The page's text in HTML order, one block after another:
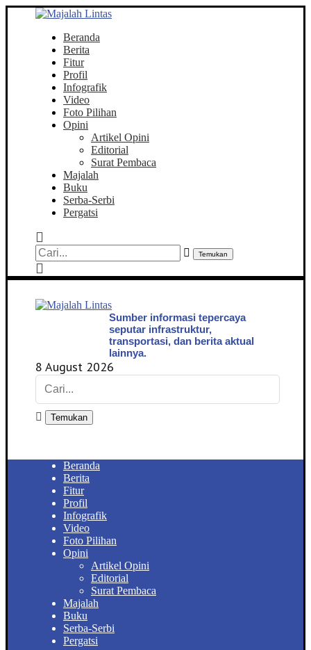
Beranda
Berita
Fitur
Profil
Infografik
Video
Foto Pilihan
Opini
Artikel Opini
Editorial
Surat Pembaca
Majalah
Buku
Serba-Serbi
Pergatsi
Temukan
Sumber informasi tepercaya
seputar infrastruktur,
transportasi, dan berita aktual
lainnya.
8 August 2026
Temukan
Beranda
Berita
Fitur
Profil
Infografik
Video
Foto Pilihan
Opini
Artikel Opini
Editorial
Surat Pembaca
Majalah
Buku
Serba-Serbi
Pergatsi